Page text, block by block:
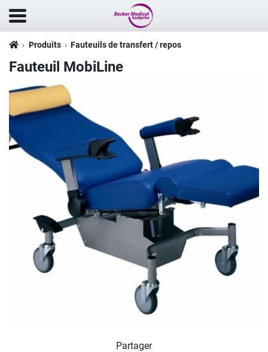
Produits Fauteuils de transfert / repos
Fauteuil MobiLine
Partager